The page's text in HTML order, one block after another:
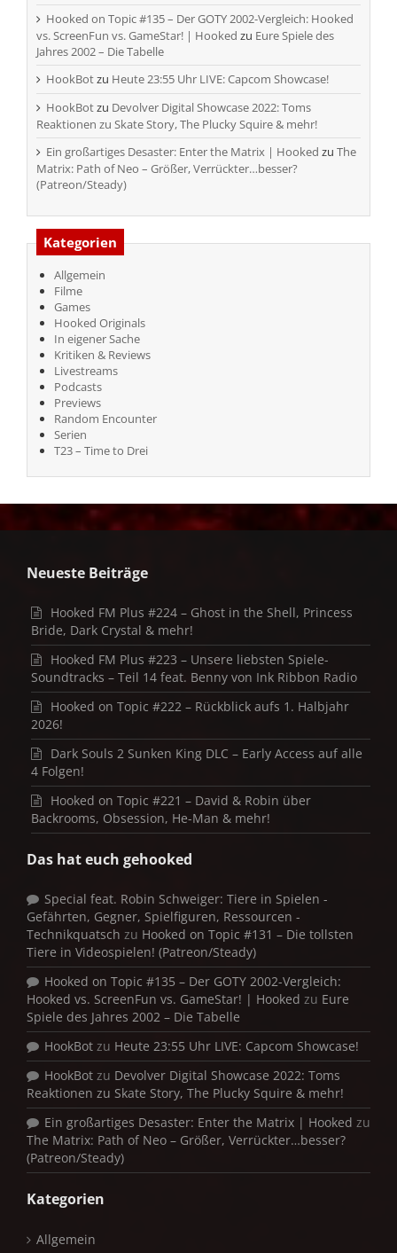
Hooked on Topic #135 – Der GOTY 2002-Vergleich: Hooked
vs. ScreenFun vs. GameStar! | Hooked zu Eure Spiele des
Jahres 2002 – Die Tabelle
HookBotzu Heute 23:55 Uhr LIVE: Capcom Showcase!
HookBotzu Devolver Digital Showcase 2022: Toms
Reaktionen zu Skate Story, The Plucky Squire & mehr!
Ein großartiges Desaster: Enter the Matrix | Hooked zu The
Matrix: Path of Neo – Größer, Verrückter…besser?
(Patreon/Steady)
Kategorien
Allgemein
Filme
Games
Hooked Originals
In eigener Sache
Kritiken & Reviews
Livestreams
Podcasts
Previews
Random Encounter
Serien
T23 – Time to Drei
Neueste Beiträge
Hooked FM Plus #224 – Ghost in the Shell, Princess
Bride, Dark Crystal & mehr!
Hooked FM Plus #223 – Unsere liebsten Spiele-
Soundtracks – Teil 14 feat. Benny von Ink Ribbon Radio
Hooked on Topic #222 – Rückblick aufs 1. Halbjahr
2026!
Dark Souls 2 Sunken King DLC – Early Access auf alle
4 Folgen!
Hooked on Topic #221 – David & Robin über
Backrooms, Obsession, He-Man & mehr!
Das hat euch gehooked
Special feat. Robin Schweiger: Tiere in Spielen -
Gefährten, Gegner, Spielfiguren, Ressourcen -
Technikquatsch zu Hooked on Topic #131 – Die tollsten
Tiere in Videospielen! (Patreon/Steady)
Hooked on Topic #135 – Der GOTY 2002-Vergleich:
Hooked vs. ScreenFun vs. GameStar! | Hooked zu Eure
Spiele des Jahres 2002 – Die Tabelle
HookBot zu Heute 23:55 Uhr LIVE: Capcom Showcase!
HookBot zu Devolver Digital Showcase 2022: Toms
Reaktionen zu Skate Story, The Plucky Squire & mehr!
Ein großartiges Desaster: Enter the Matrix | Hooked zu
The Matrix: Path of Neo – Größer, Verrückter…besser?
(Patreon/Steady)
Kategorien
Allgemein